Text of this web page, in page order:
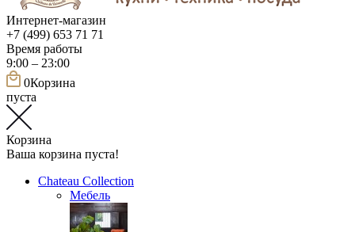
Интернет-магазин
+7 (499) 653 71 71
Время работы
9:00 – 23:00
0Корзина
пуста
Корзина
Ваша корзина пуста!
Chateau Collection
Мебель